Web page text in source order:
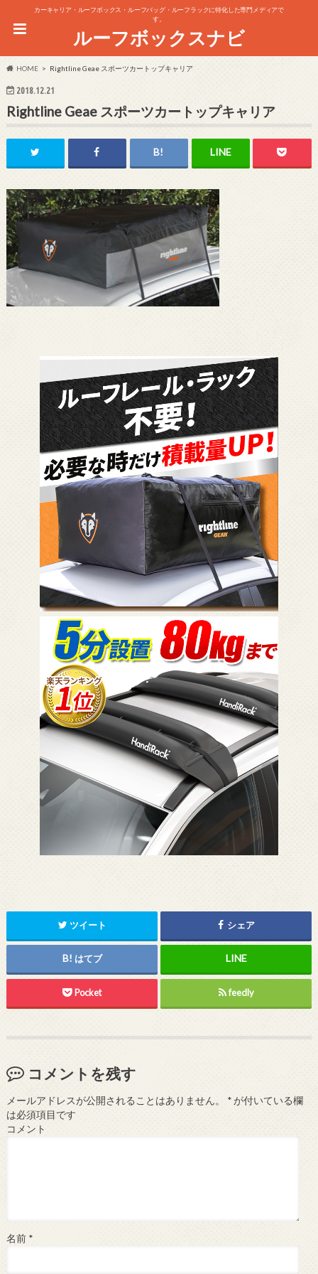
カーキャリア・ルーフボックス・ルーフバッグ・ルーフラックに特化した専門メディアで
す。
ルーフボックスナビ
HOME Rightline Geae スポーツカートップキャリア
2018.12.21
Rightline Geae スポーツカートップキャリア
ツイート シェア
はてブ
Pocket feedly
コメントを残す
メールアドレスが公開されることはありません。 *が付いている欄
は必須項目です
コメント
名前 *